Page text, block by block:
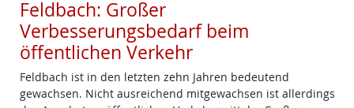
Feldbach: Großer
Verbesserungsbedarf beim
öffentlichen Verkehr
Feldbach ist in den letzten zehn Jahren bedeutend
gewachsen. Nicht ausreichend mitgewachsen ist allerdings